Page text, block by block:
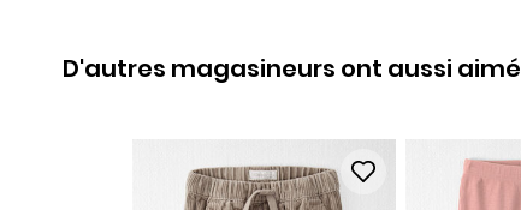
D'autres magasineurs ont aussi